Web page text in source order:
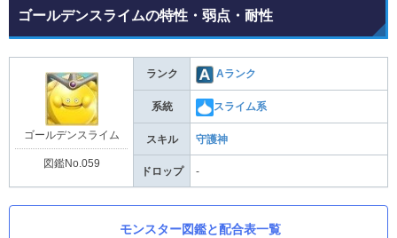
ゴールデンスライムの特性・弱点・耐性
ゴールデンスライム
図鑑No.059
ランク Aランク
系統 スライム系
スキル 守護神
ドロップ -
モンスター図鑑と配合表一覧